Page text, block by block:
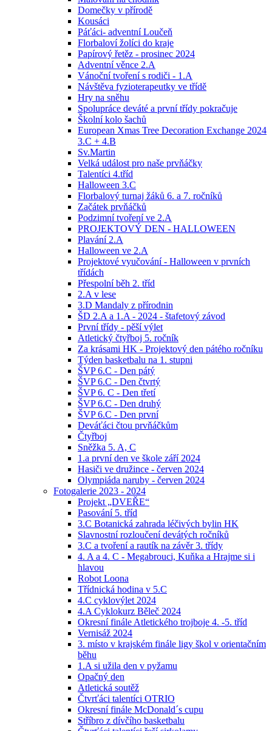
Domečky v přírodě
Kousáci
Páťáci- adventní Loučeň
Florbaloví žolíci do kraje
Papírový řetěz - prosinec 2024
Adventní věnce 2.A
Vánoční tvoření s rodiči - 1.A
Návštěva fyzioterapeutky ve třídě
Hry na sněhu
Spolupráce deváté a první třídy pokračuje
Školní kolo šachů
European Xmas Tree Decoration Exchange 2024
3.C + 4.B
Sv.Martin
Velká událost pro naše prvňáčky
Talentíci 4.tříd
Halloween 3.C
Florbalový turnaj žáků 6. a 7. ročníků
Začátek prvňáčků
Podzimní tvoření ve 2.A
PROJEKTOVÝ DEN - HALLOWEEN
Plavání 2.A
Halloween ve 2.A
Projektové vyučování - Halloween v prvních
třídách
Přespolní běh 2. tříd
2.A v lese
3.D Mandaly z přírodnin
ŠD 2.A a 1.A - 2024 - štafetový závod
První třídy - pěší výlet
Atletický čtyřboj 5. ročník
Za krásami HK - Projektový den pátého ročníku
Týden basketbalu na 1. stupni
ŠVP 6.C - Den pátý
ŠVP 6.C - Den čtvrtý
ŠVP 6. C - Den třetí
ŠVP 6.C - Den druhý
ŠVP 6.C - Den první
Deváťáci čtou prvňáčkům
Čtyřboj
Sněžka 5. A, C
1.a první den ve škole září 2024
Hasiči ve družince - červen 2024
Olympiáda naruby - červen 2024
Fotogalerie 2023 - 2024
Projekt „DVEŘE“
Pasování 5. tříd
3.C Botanická zahrada léčivých bylin HK
Slavnostní rozloučení devátých ročníků
3.C a tvoření a rautík na závěr 3. třídy
4. A a 4. C - Megabrouci, Kuňka a Hrajme si i
hlavou
Robot Loona
Třídnická hodina v 5.C
4.C cyklovýlet 2024
4.A Cyklokurz Běleč 2024
Okresní finále Atletického trojboje 4. -5. tříd
Vernisáž 2024
3. místo v krajském finále ligy škol v orientačním
běhu
1.A si užila den v pyžamu
Opačný den
Atletická soutěž
Čtvrťáci talentíci OTRIO
Okresní finále McDonald´s cupu
Stříbro z dívčího basketbalu